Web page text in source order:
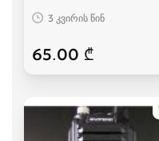
3 კვირის წინ
65.00 ₾